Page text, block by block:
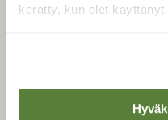
kerätty, kun olet käyttänyt